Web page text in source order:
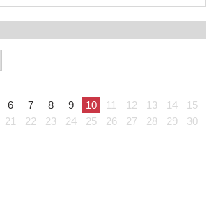
6 7 8 9 10 11 12 13 14
15
21 22 23 24 25 26 27 28 29
30